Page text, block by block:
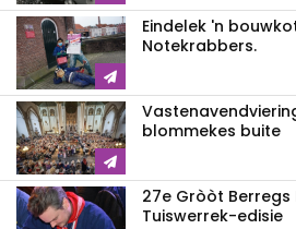
Eindelek 'n
Notekrabbers.
blommekes buite
27e Gròòt Berregs
Tuiswerrek-edisie